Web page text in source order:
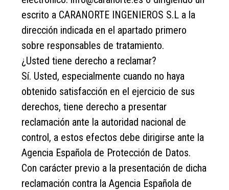
escrito a CARANORTE INGENIEROS S.L a la
dirección indicada en el apartado primero
sobre responsables de tratamiento.
¿Usted tiene derecho a reclamar?
Sí. Usted, especialmente cuando no haya
obtenido satisfacción en el ejercicio de sus
derechos, tiene derecho a presentar
reclamación ante la autoridad nacional de
control, a estos efectos debe dirigirse ante la
Agencia Española de Protección de Datos.
Con carácter previo a la presentación de dicha
reclamación contra la Agencia Española de